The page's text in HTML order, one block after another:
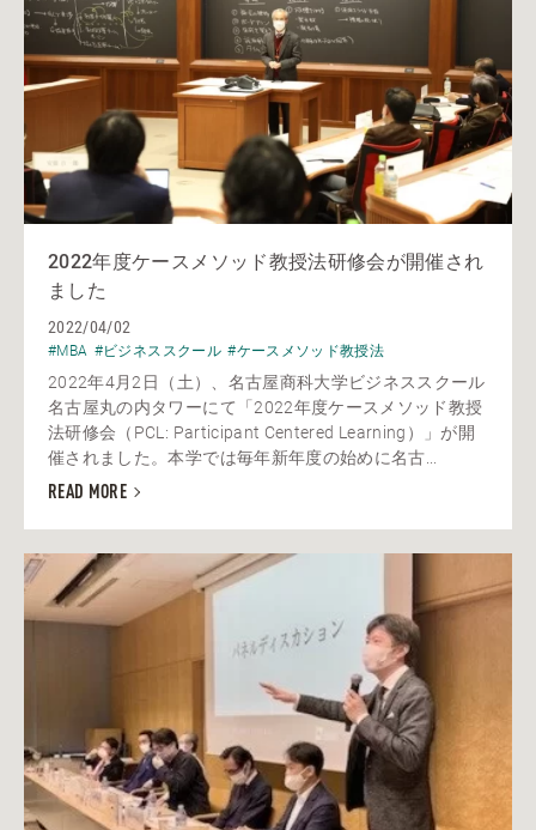
2022年度ケースメソッド教授法研修会が開催され
ました
2022/04/02
#MBA #ビジネススクール #ケースメソッド教授法
2022年4月2日（土）、名古屋商科大学ビジネススクール
名古屋丸の内タワーにて「2022年度ケースメソッド教授
法研修会（PCL: Participant Centered Learning）」が開
催されました。本学では毎年新年度の始めに名古...
READ MORE